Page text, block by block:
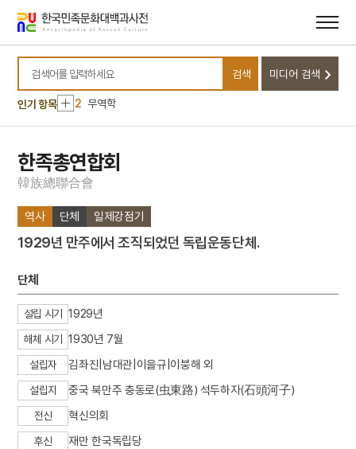
바로가기
바로가기
검색어를 입력하세요
검색 미디어 검색
인기 항목
10 도당굿
1 남사당
2 무역학
3 성경직해광익
4
조선교육령
5 교육
7
김명순
8 눈물 젖은 두만강
10 도당굿
1 남사당
2 무역학
3 성경직해광익
4
조선교육령
5 교육
6 구황촬요
한족총연합회
韓族總聯合會
역사 단체 일제강점기
1929년 만주에서 조직되었던 독립운동단체.
단체
설립 시기 1929년
해체 시기 1930년 7월
설립자 김좌진|남대관|이을규|이붕해 외
설립지 중국 북만주 충동로(虫東路) 석두하자(石頭河子)
전신 혁신의회
후신 재만 한국독립당